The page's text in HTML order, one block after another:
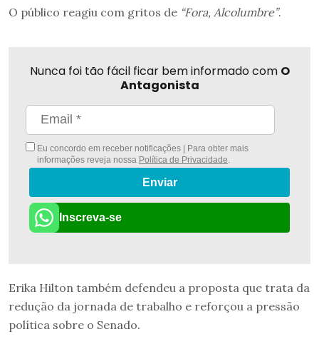
O público reagiu com gritos de “Fora, Alcolumbre”.
Nunca foi tão fácil ficar bem informado com O
Antagonista
Eu concordo em receber notificações | Para obter mais
informações reveja nossa Política de Privacidade
Enviar
Inscreva-se
Erika Hilton também defendeu a proposta que trata da
redução da jornada de trabalho e reforçou a pressão
política sobre o Senado.